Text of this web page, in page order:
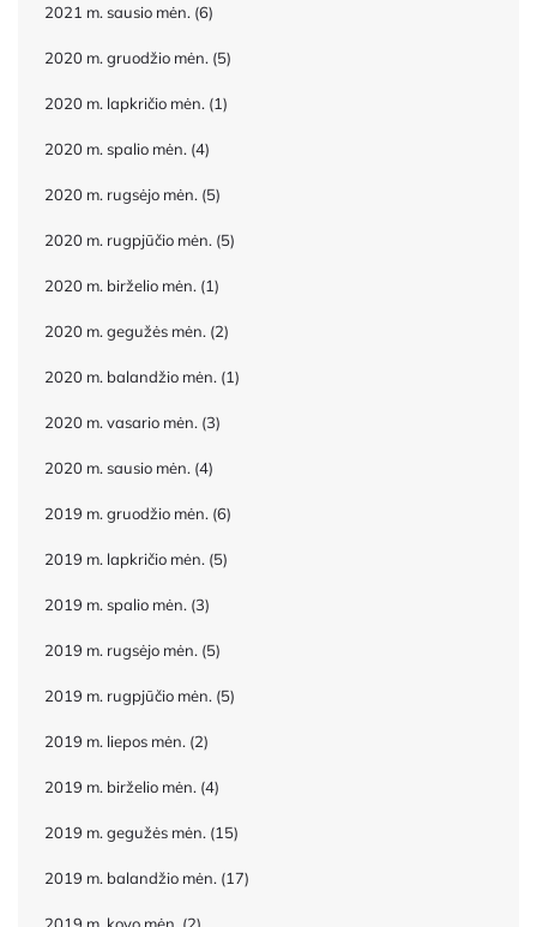
2021 m. sausio mėn. (6)
2020 m. gruodžio mėn. (5)
2020 m. lapkričio mėn. (1)
2020 m. spalio mėn. (4)
2020 m. rugsėjo mėn. (5)
2020 m. rugpjūčio mėn. (5)
2020 m. birželio mėn. (1)
2020 m. gegužės mėn. (2)
2020 m. balandžio mėn. (1)
2020 m. vasario mėn. (3)
2020 m. sausio mėn. (4)
2019 m. gruodžio mėn. (6)
2019 m. lapkričio mėn. (5)
2019 m. spalio mėn. (3)
2019 m. rugsėjo mėn. (5)
2019 m. rugpjūčio mėn. (5)
2019 m. liepos mėn. (2)
2019 m. birželio mėn. (4)
2019 m. gegužės mėn. (15)
2019 m. balandžio mėn. (17)
2019 m. kovo mėn. (2)